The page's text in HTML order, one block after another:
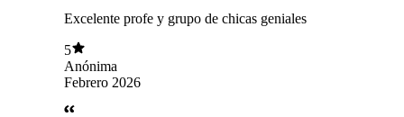
Excelente profe y grupo de chicas geniales
5
Anónima
Febrero 2026